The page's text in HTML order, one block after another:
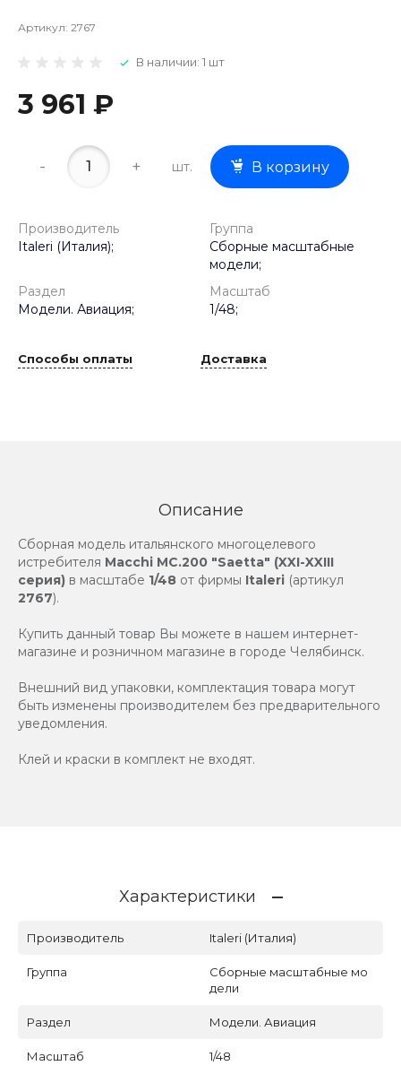
Артикул: 2767
В наличии: 1 шт
3 961 ₽
- + шт. В корзину
Производитель
Italeri (Италия);
Группа
Сборные масштабные
модели;
Раздел
Модели. Авиация;
Масштаб
1/48;
Способы оплаты Доставка
Описание
Сборная модель итальянского многоцелевого
истребителя Macchi MC.200 "Saetta" (XXI-XXIII
серия) в масштабе 1/48 от фирмы Italeri (артикул
2767).
Купить данный товар Вы можете в нашем интернет-
магазине и розничном магазине в городе Челябинск.
Внешний вид упаковки, комплектация товара могут
быть изменены производителем без предварительного
уведомления.
Клей и краски в комплект не входят.
Характеристики
Производитель Italeri (Италия)
Группа
Сборные масштабные мо
дели
Раздел Модели. Авиация
Масштаб 1/48